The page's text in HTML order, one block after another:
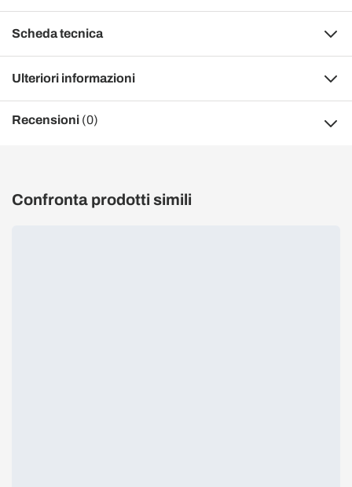
Scheda tecnica
Ulteriori informazioni
Recensioni (0)
Confronta prodotti simili